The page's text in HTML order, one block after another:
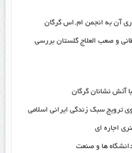
آن به انجمن ام.اس گرگان
و صعب العلاج گلستان بررسی
آتش نشانان گرگان
ترویج سبک زندگی ایرانی اسلامی
اجاره ای
ها و صنعت